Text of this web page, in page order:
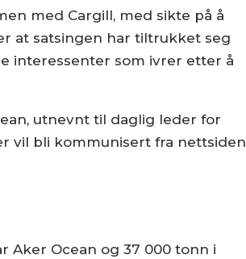
med Cargill, med sikte på å
at satsingen har tiltrukket seg
interessenter som ivrer etter å
utnevnt til daglig leder for
vil bli kommunisert fra nettsiden
Aker Ocean og 37 000 tonn i